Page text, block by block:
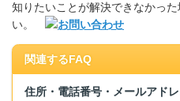
知りたいことが解決できなかっ
い。
関連するFAQ
住所・電話番号・メールアド